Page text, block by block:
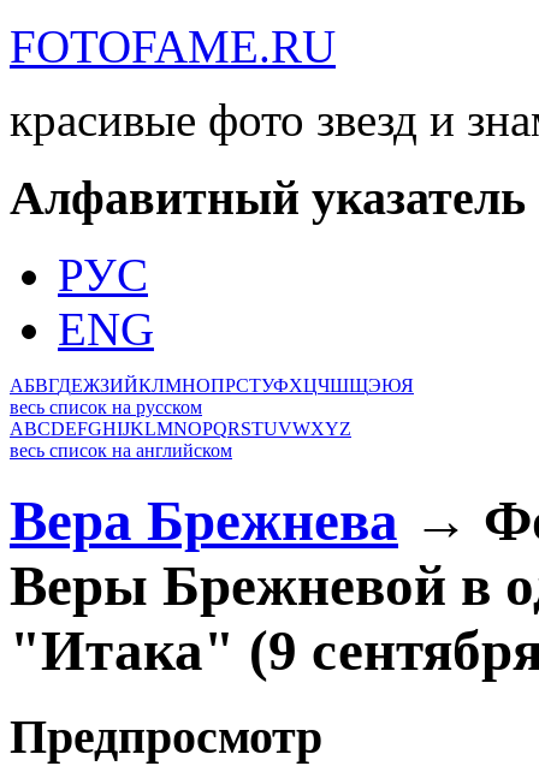
FOTOFAME.RU
красивые фото звезд и
Алфавитный указатель
РУС
ENG
АБВГДЕЖЗИЙКЛМНОПРСТУФХЦЧШЩЭЮЯ
весь список на русском
ABCDEFGHIJKLMNOPQRSTUVWXYZ
весь список на английском
Вера Брежнева →
Веры Брежневой в
"Итака" (9
Предпросмотр